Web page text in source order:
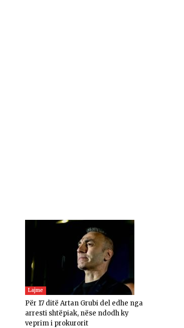
Lajme
Për 17 ditë Artan Grubi del edhe nga
arresti shtëpiak, nëse ndodh ky
veprim i prokurorit